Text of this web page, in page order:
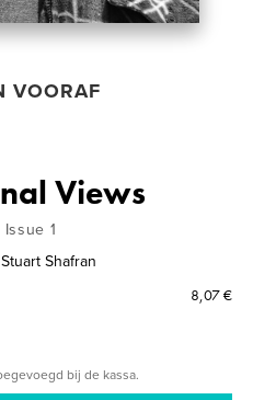
VOORAF
Views
Issue 1
Stuart Shafran
8,07 €
bij de kassa.